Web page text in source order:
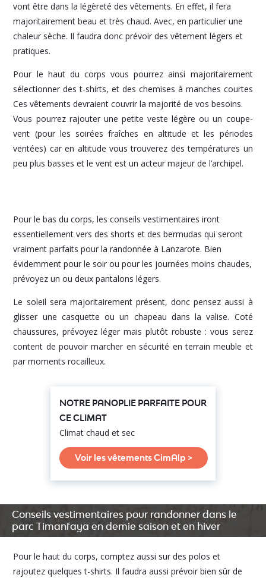
vont être dans la légèreté des vêtements. En effet, il fera
majoritairement beau et très chaud. Avec, en particulier une
chaleur sèche. Il faudra donc prévoir des vêtement légers et
pratiques.
Pour le haut du corps vous pourrez ainsi majoritairement
sélectionner des t-shirts, et des chemises à manches courtes
Ces vêtements devraient couvrir la majorité de vos besoins.
Vous pourrez rajouter une petite veste légère ou un coupe-
vent (pour les soirées fraîches en altitude et les périodes
ventées) car en altitude vous trouverez des températures un
peu plus basses et le vent est un acteur majeur de l’archipel.
Pour le bas du corps, les conseils vestimentaires iront
essentiellement vers des shorts et des bermudas qui seront
vraiment parfaits pour la randonnée à Lanzarote. Bien
évidemment pour le soir ou pour les journées moins chaudes,
prévoyez un ou deux pantalons légers.
Le soleil sera majoritairement présent, donc pensez aussi à
glisser une casquette ou un chapeau dans la valise. Coté
chaussures, prévoyez léger mais plutôt robuste : vous serez
content de pouvoir marcher en sécurité en terrain meuble et
par moments rocailleux.
NOTRE PANOPLIE PARFAITE POUR
CE CLIMAT
Climat chaud et sec
Voir les vêtements CimAlp >
Conseils vestimentaires pour randonner dans le
parc Timanfaya en demie saison et en hiver
Pour le haut du corps, comptez aussi sur des polos et
rajoutez quelques t-shirts. Il faudra aussi prévoir bien sûr de